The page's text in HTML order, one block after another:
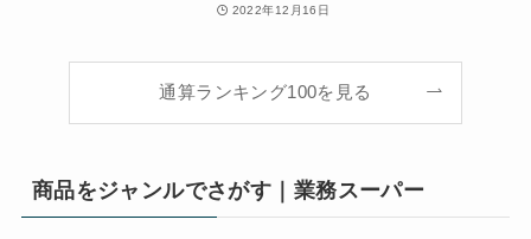
2022年12月16日
通算ランキング100を見る
商品をジャンルでさがす｜業務スーパー